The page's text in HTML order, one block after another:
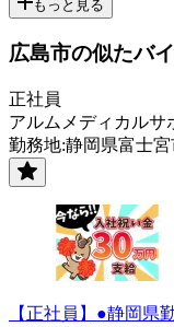
もっと見る
広島市の似たバ
正社員
アルムメディカル
勤務地:静岡県富士宮
【正社員】●静岡